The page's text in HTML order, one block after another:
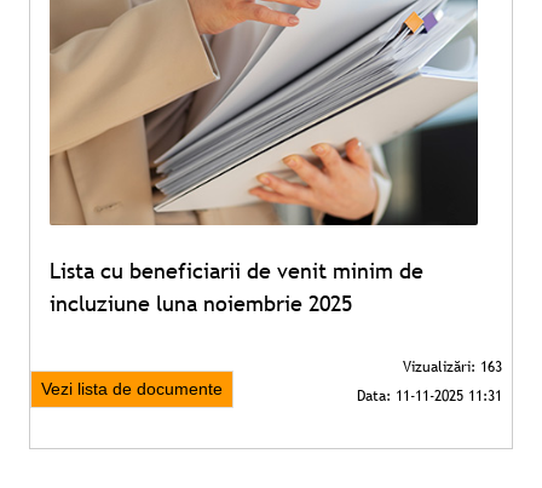
Lista cu beneficiarii de venit minim de
incluziune luna noiembrie 2025
Vezi lista de documente